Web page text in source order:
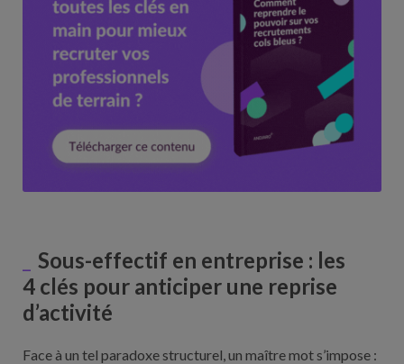
Sous-effectif en entreprise : les
4 clés pour anticiper une reprise
d’activité
Face à un tel paradoxe structurel, un maître mot s’impose :